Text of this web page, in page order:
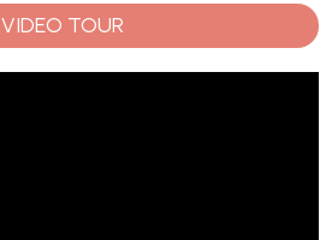
VIDEO TOUR